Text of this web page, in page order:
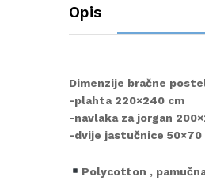
Opis
Dimenzije bračne
-plahta 220×240 cm
-navlaka za jorgan
-dvije jastučnice 50×70
Polycotton ,